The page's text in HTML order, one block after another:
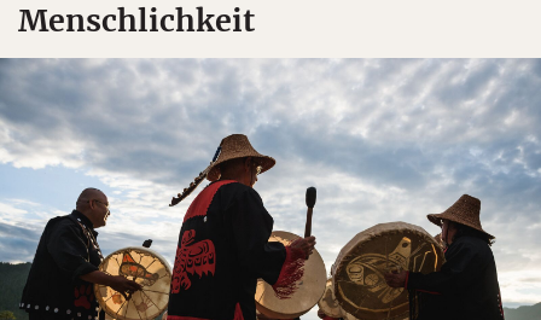
Menschlichkeit